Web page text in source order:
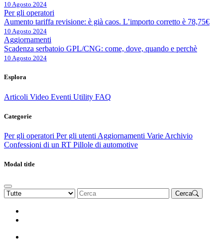
10 Agosto 2024
Per gli operatori
Aumento tariffa revisione: è già caos. L’importo corretto è 78,75€
10 Agosto 2024
Aggiornamenti
Scadenza serbatoio GPL/CNG: come, dove, quando e perchè
10 Agosto 2024
Esplora
Articoli Video Eventi Utility FAQ
Categorie
Per gli operatori Per gli utenti Aggiornamenti Varie Archivio
Confessioni di un RT Pillole di automotive
Modal title
Cerca